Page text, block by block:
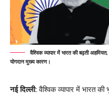
वैश्विक व्यापार में भारत की बढ़ती
योगदान मुख्य कारण।
नई दिल्ली: वैश्विक व्यापार में भारत की